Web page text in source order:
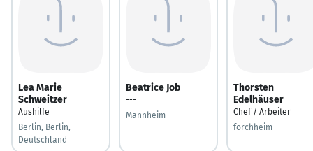
Lea Marie
Schweitzer
Aushilfe
Berlin, Berlin,
Deutschland
Beatrice Job
---
Mannheim
Thorsten
Edelhäuser
Chef / Arbeiter
forchheim